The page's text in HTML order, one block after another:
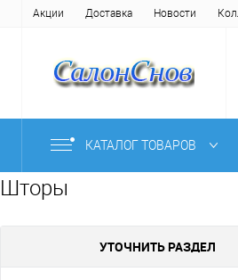
Акции Доставка Новости
КАТАЛОГ ТОВАРОВ
Шторы
УТОЧНИТЬ РАЗДЕЛ